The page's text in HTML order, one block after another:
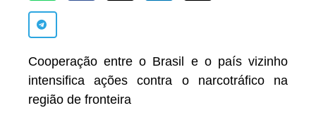
Cooperação entre o Brasil e o país vizinho
intensifica ações contra o narcotráfico na
região de fronteira